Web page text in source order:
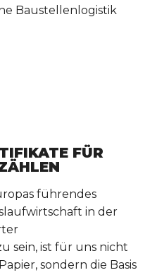
Baustellenlogistik
FÜR
führendes
in der
sein, ist für uns nicht
sondern die Basis